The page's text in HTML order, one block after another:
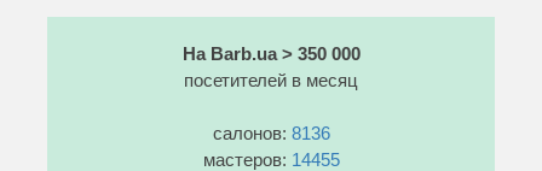
На Barb.ua > 350 000
посетителей в месяц
салонов: 8136
мастеров: 14455